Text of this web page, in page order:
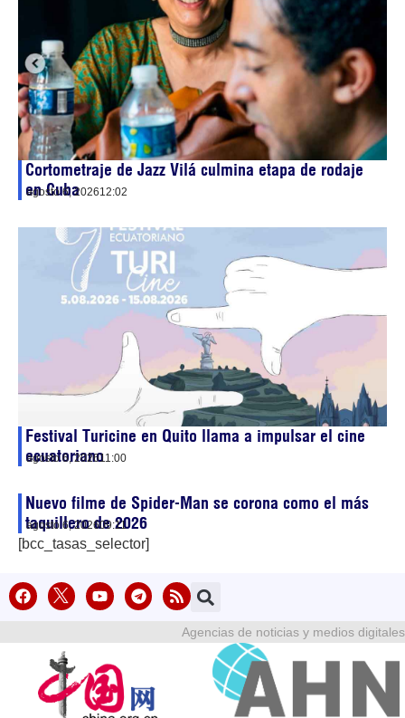
Cortometraje de Jazz Vilá culmina etapa de rodaje
en Cuba
agosto 6, 202612:02
Festival Turicine en Quito llama a impulsar el cine
ecuatoriano
agosto 6, 202611:00
Nuevo filme de Spider-Man se corona como el más
taquillero de 2026
agosto 6, 202609:11
[bcc_tasas_selector]
Agencias de noticias y medios digitales